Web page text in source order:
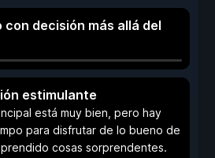
con decisión más allá del
estimulante
está muy bien, pero hay
para disfrutar de lo bueno de
cosas sorprendentes.